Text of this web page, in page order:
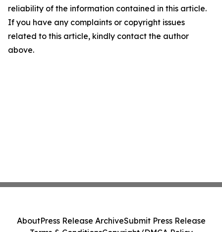
reliability of the information contained in this article.
If you have any complaints or copyright issues
related to this article, kindly contact the author
above.
AboutPress Release ArchiveSubmit Press Release